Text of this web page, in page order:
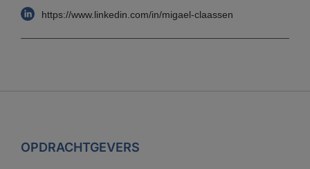
https://www.linkedin.com/in/migael-claassen
OPDRACHTGEVERS